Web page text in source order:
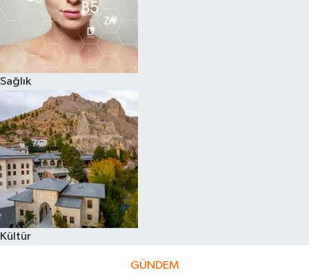
Sağlık
Kültür
GÜNDEM